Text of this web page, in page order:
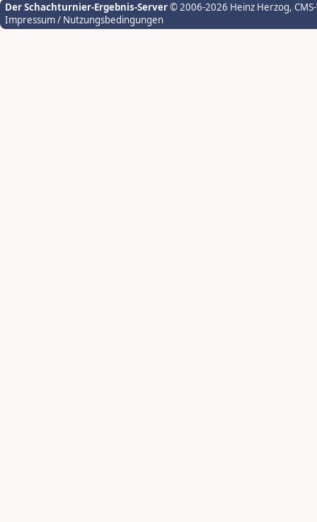
Der Schachturnier-Ergebnis-Server© 2006-2026 Heinz Herzog,
Impressum / Nutzungsbedingungen